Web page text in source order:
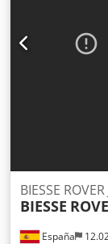
España
BIESSE
BIESSE